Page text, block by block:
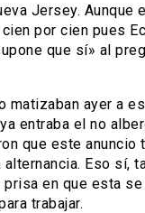
Jersey. Aunque
por cien pues
que sí» al
matizaban ayer a
entraba el no
que este anuncio
Eso sí,
prisa en que esta
trabajar.